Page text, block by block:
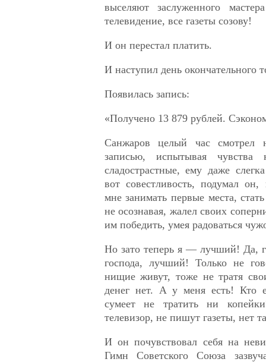
выселяют заслуженного
телевидение, все газеты созову!
И он перестал платить.
И наступил день окончательного
Появилась запись:
«Получено 13 879 рублей.
Санжаров целый час смотрел
записью, испытывая чувства
сладострастные, ему даже
вот совестливость, подумал
мне занимать первые места,
не осознавая, жалел своих
им победить, умея радоваться
Но зато теперь я — лучший! Да,
господа, лучший! Только не
нищие живут, тоже не тратя
денег нет. А у меня есть! Кто
сумеет не тратить ни
телевизор, не пишут газеты, нет
И он почувствовал себя на
Гимн Советского Союза